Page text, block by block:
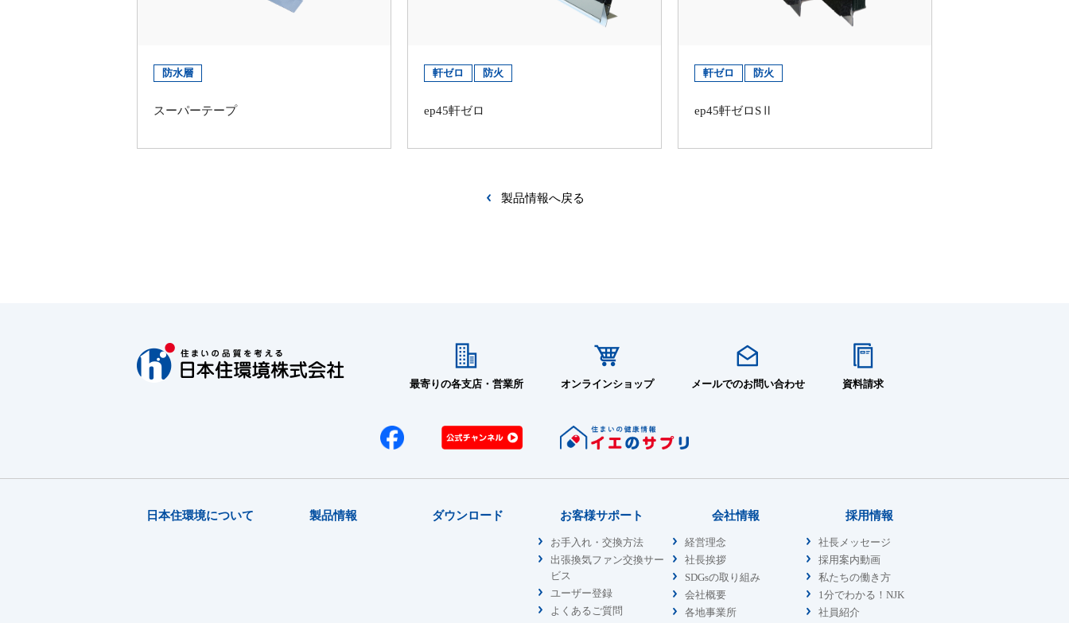
防水層
スーパーテープ
軒ゼロ 防火
ep45軒ゼロ
軒ゼロ 防火
ep45軒ゼロSⅡ
製品情報へ戻る
最寄りの各支店・営業所 オンラインショップ メールでのお問い合わせ 資料請求
日本住環境について 製品情報 ダウンロード お客様サポート
お手入れ・交換方法
出張換気ファン交換サー
ビス
ユーザー登録
よくあるご質問
会社情報
経営理念
社長挨拶
SDGsの取り組み
会社概要
各地事業所
採用情報
社長メッセージ
採用案内動画
私たちの働き方
1分でわかる！NJK
社員紹介